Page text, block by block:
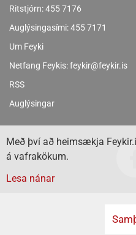
Ritstjórn:455 7176
Auglýsingasími:455 7171
Um Feyki
Netfang Feykis:feykir@feykir.is
RSS
Auglýsingar
Með því að heimsækja
á vafrakökum.
Lesa nánar